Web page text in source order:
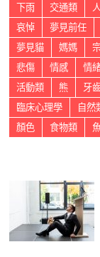
下雨 交通類
哀悼
夢見前任
夢見貓
媽媽
悲傷
情感 情
活動類
熊 牙
臨床心理學
自然
顏色
食物類 魚